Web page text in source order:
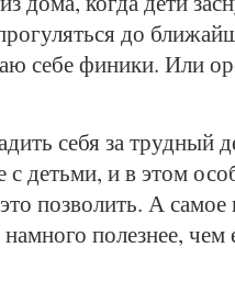
до
себе финики. Или
себя за трудный
с детьми, и в этом
позволить. А
полезнее, чем